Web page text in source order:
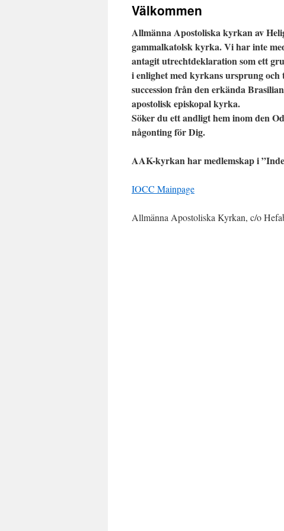
Välkommen
Allmänna Apostoliska kyrkan av
gammalkatolsk kyrka. Vi har inte
antagit utrechtdeklaration som ett
i enlighet med kyrkans ursprung
succession från den erkända
apostolisk episkopal kyrka.
Söker du ett andligt hem inom den
någonting för Dig.
AAK-kyrkan har medlemskap i
IOCC Mainpage
Allmänna Apostoliska Kyrkan, c/o